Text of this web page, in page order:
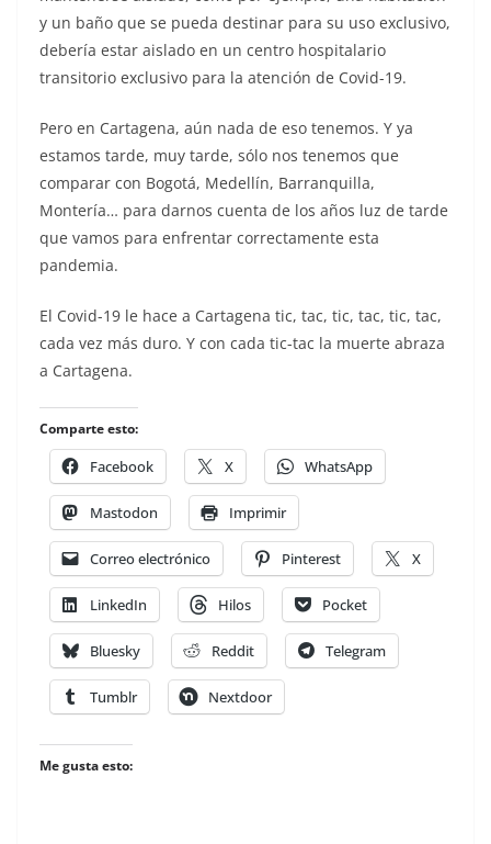
y un baño que se pueda destinar para su uso exclusivo,
debería estar aislado en un centro hospitalario
transitorio exclusivo para la atención de Covid-19.
Pero en Cartagena, aún nada de eso tenemos. Y ya
estamos tarde, muy tarde, sólo nos tenemos que
comparar con Bogotá, Medellín, Barranquilla,
Montería… para darnos cuenta de los años luz de tarde
que vamos para enfrentar correctamente esta
pandemia.
El Covid-19 le hace a Cartagena tic, tac, tic, tac, tic, tac,
cada vez más duro. Y con cada tic-tac la muerte abraza
a Cartagena.
Comparte esto:
Facebook X WhatsApp
Mastodon Imprimir
Correo electrónico Pinterest X
LinkedIn Hilos Pocket
Bluesky Reddit Telegram
Tumblr Nextdoor
Me gusta esto: